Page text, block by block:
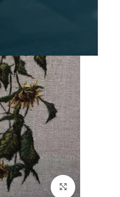
إضغط للتكبير